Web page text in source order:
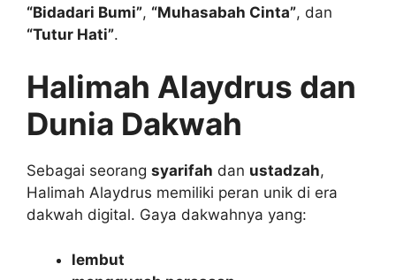
“Bidadari Bumi”, “Muhasabah Cinta”, dan
“Tutur Hati”.
Halimah Alaydrus dan
Dunia Dakwah
Sebagai seorang syarifah dan ustadzah,
Halimah Alaydrus memiliki peran unik di era
dakwah digital. Gaya dakwahnya yang:
lembut